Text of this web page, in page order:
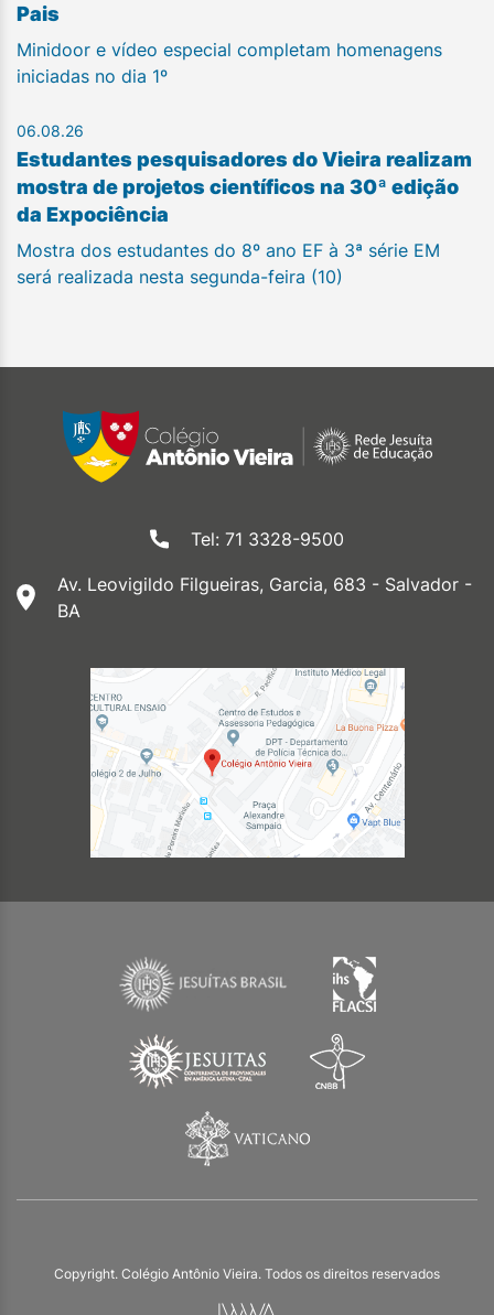
Pais
Minidoor e vídeo especial completam homenagens
iniciadas no dia 1º
06.08.26
Estudantes pesquisadores do Vieira realizam
mostra de projetos científicos na 30ª edição
da Expociência
Mostra dos estudantes do 8º ano EF à 3ª série EM
será realizada nesta segunda-feira (10)
Tel: 71 3328-9500
Av. Leovigildo Filgueiras, Garcia, 683 - Salvador -
BA
Copyright. Colégio Antônio Vieira. Todos os direitos reservados